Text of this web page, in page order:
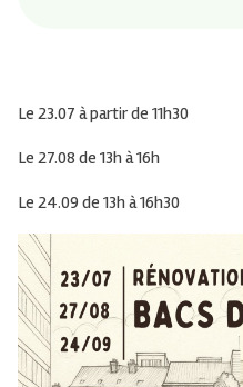
Le 23.07 à partir de 11h30
Le 27.08 de 13h à 16h
Le 24.09 de 13h à 16h30